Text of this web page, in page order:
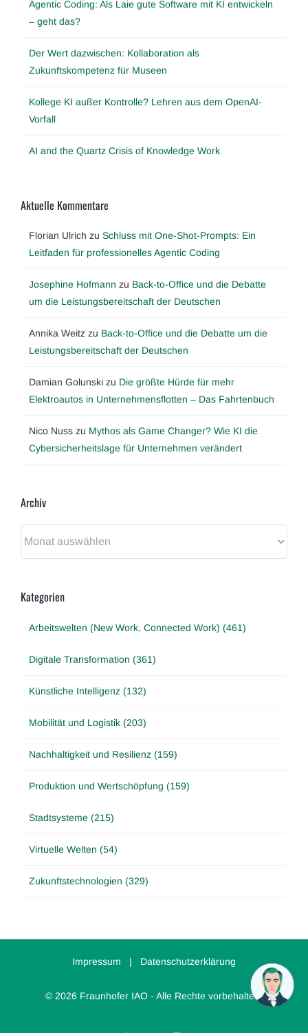
Agentic Coding: Als Laie gute Software mit KI entwickeln
– geht das?
Der Wert dazwischen: Kollaboration als
Zukunftskompetenz für Museen
Kollege KI außer Kontrolle? Lehren aus dem OpenAI-
Vorfall
AI and the Quartz Crisis of Knowledge Work
Aktuelle Kommentare
Florian Ulrich zu Schluss mit One-Shot-Prompts: Ein
Leitfaden für professionelles Agentic Coding
Josephine Hofmann zu Back-to-Office und die Debatte
um die Leistungsbereitschaft der Deutschen
Annika Weitz zu Back-to-Office und die Debatte um die
Leistungsbereitschaft der Deutschen
Damian Golunski zu Die größte Hürde für mehr
Elektroautos in Unternehmensflotten – Das Fahrtenbuch
Nico Nuss zu Mythos als Game Changer? Wie KI die
Cybersicherheitslage für Unternehmen verändert
Archiv
Kategorien
Arbeitswelten (New Work, Connected Work) (461)
Digitale Transformation (361)
Künstliche Intelligenz (132)
Mobilität und Logistik (203)
Nachhaltigkeit und Resilienz (159)
Produktion und Wertschöpfung (159)
Stadtsysteme (215)
Virtuelle Welten (54)
Zukunftstechnologien (329)
Impressum | Datenschutzerklärung
© 2026 Fraunhofer IAO - Alle Rechte vorbehalten.